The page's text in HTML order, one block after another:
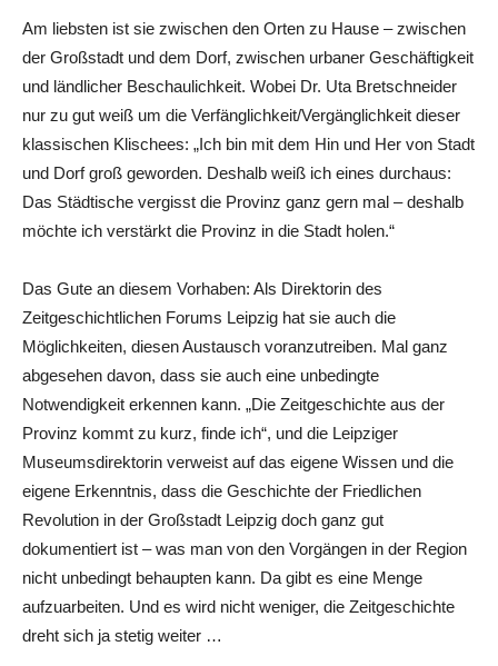
Am liebsten ist sie zwischen den Orten zu Hause – zwischen
der Großstadt und dem Dorf, zwischen urbaner Geschäftigkeit
und ländlicher Beschaulichkeit. Wobei Dr. Uta Bretschneider
nur zu gut weiß um die Verfänglichkeit/Vergänglichkeit dieser
klassischen Klischees: „Ich bin mit dem Hin und Her von Stadt
und Dorf groß geworden. Deshalb weiß ich eines durchaus:
Das Städtische vergisst die Provinz ganz gern mal – deshalb
möchte ich verstärkt die Provinz in die Stadt holen.“
Das Gute an diesem Vorhaben: Als Direktorin des
Zeitgeschichtlichen Forums Leipzig hat sie auch die
Möglichkeiten, diesen Austausch voranzutreiben. Mal ganz
abgesehen davon, dass sie auch eine unbedingte
Notwendigkeit erkennen kann. „Die Zeitgeschichte aus der
Provinz kommt zu kurz, finde ich“, und die Leipziger
Museumsdirektorin verweist auf das eigene Wissen und die
eigene Erkenntnis, dass die Geschichte der Friedlichen
Revolution in der Großstadt Leipzig doch ganz gut
dokumentiert ist – was man von den Vorgängen in der Region
nicht unbedingt behaupten kann. Da gibt es eine Menge
aufzuarbeiten. Und es wird nicht weniger, die Zeitgeschichte
dreht sich ja stetig weiter …